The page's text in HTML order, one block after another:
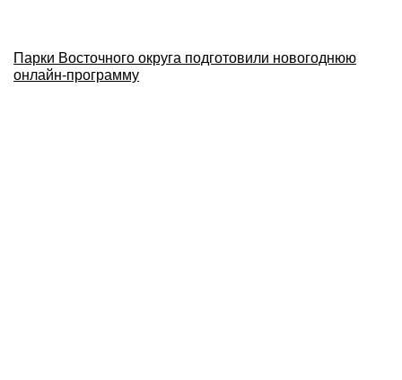
Парки Восточного округа подготовили новогоднюю
онлайн-программу